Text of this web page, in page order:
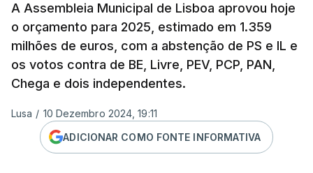
A Assembleia Municipal de Lisboa aprovou hoje
o orçamento para 2025, estimado em 1.359
milhões de euros, com a abstenção de PS e IL e
os votos contra de BE, Livre, PEV, PCP, PAN,
Chega e dois independentes.
Lusa / 10 Dezembro 2024, 19:11
ADICIONAR COMO FONTE INFORMATIVA